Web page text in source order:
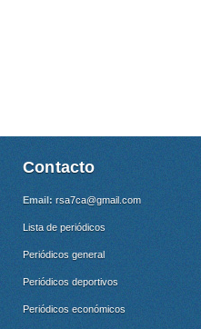
Contacto
Email: rsa7ca@gmail.com
Lista de periódicos
Periódicos general
Periódicos deportivos
Periódicos económicos